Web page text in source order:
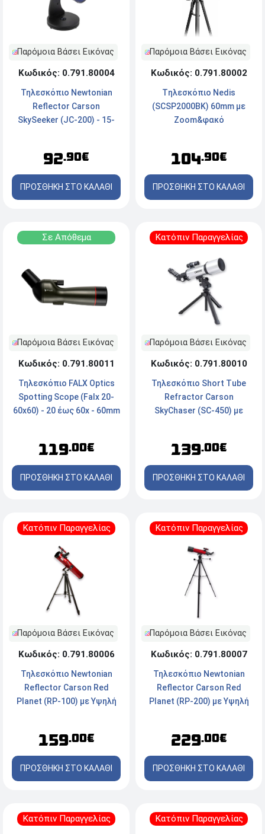
Παρόμοια Βάσει Εικόνας
Κωδικός: 0.791.80004
Τηλεσκόπιο Newtonian
Reflector Carson
SkySeeker (JC-200) - 15-
92.90€
ΠΡΟΣΘΗΚΗ ΣΤΟ ΚΑΛΑΘΙ
Παρόμοια Βάσει Εικόνας
Κωδικός: 0.791.80002
Tηλεσκόπιο Nedis
(SCSP2000BK) 60mm με
Zoom&φακό
104.90€
ΠΡΟΣΘΗΚΗ ΣΤΟ ΚΑΛΑΘΙ
Σε Απόθεμα
Παρόμοια Βάσει Εικόνας
Κωδικός: 0.791.80011
Τηλεσκόπιο FALX Optics
Spotting Scope (Falx 20-
60x60) - 20 έως 60x - 60mm
119.00€
ΠΡΟΣΘΗΚΗ ΣΤΟ ΚΑΛΑΘΙ
Κατόπιν Παραγγελίας
Παρόμοια Βάσει Εικόνας
Κωδικός: 0.791.80010
Τηλεσκόπιο Short Tube
Refractor Carson
SkyChaser (SC-450) με
139.00€
ΠΡΟΣΘΗΚΗ ΣΤΟ ΚΑΛΑΘΙ
Κατόπιν Παραγγελίας
Παρόμοια Βάσει Εικόνας
Κωδικός: 0.791.80006
Τηλεσκόπιο Newtonian
Reflector Carson Red
Planet (RP-100) με Υψηλή
159.00€
ΠΡΟΣΘΗΚΗ ΣΤΟ ΚΑΛΑΘΙ
Κατόπιν Παραγγελίας
Παρόμοια Βάσει Εικόνας
Κωδικός: 0.791.80007
Τηλεσκόπιο Newtonian
Reflector Carson Red
Planet (RP-200) με Υψηλή
229.00€
ΠΡΟΣΘΗΚΗ ΣΤΟ ΚΑΛΑΘΙ
Κατόπιν Παραγγελίας Κατόπιν Παραγγελίας